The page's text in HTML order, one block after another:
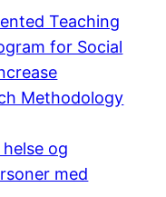
Teaching
for Social
Methodology
og
med